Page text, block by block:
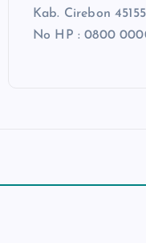
Kab. Cirebon 45155
No HP : 0800